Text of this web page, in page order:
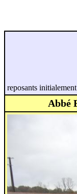
reposants
Abbé